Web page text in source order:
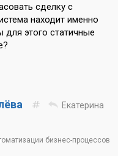
сделку с
находит именно
для этого статичные
Екатерина
бизнес-процессов